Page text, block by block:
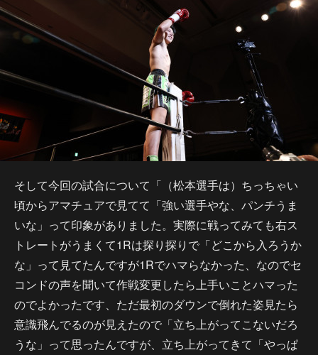
そして今回の試合について「（松本選手は）ちっちゃい
頃からアマチュアで見てて「強い選手やな、パンチうま
いな」って印象がありました。実際に戦ってみても右ス
トレートがうまくて1Rは探り探りで「どこから入ろうか
な」って見てたんですが1Rでハマらなかった、なのでセ
コンドの声を聞いて作戦変更したら上手いことハマった
のでよかったです、ただ最初のダウンで倒れた姿見たら
意識飛んでるのが見えたので「立ち上がってこないだろ
うな」って思ったんですが、立ち上がってきて「やっぱ